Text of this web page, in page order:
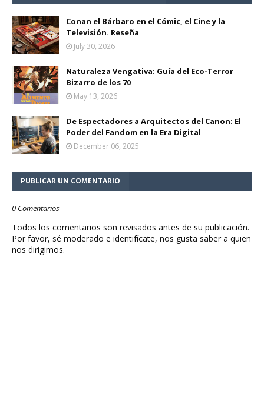
Conan el Bárbaro en el Cómic, el Cine y la
Televisión. Reseña
July 30, 2026
Naturaleza Vengativa: Guía del Eco-Terror
Bizarro de los 70
May 13, 2026
De Espectadores a Arquitectos del Canon: El
Poder del Fandom en la Era Digital
December 06, 2025
PUBLICAR UN COMENTARIO
0 Comentarios
Todos los comentarios son revisados antes de su publicación.
Por favor, sé moderado e identifícate, nos gusta saber a quien
nos dirigimos.